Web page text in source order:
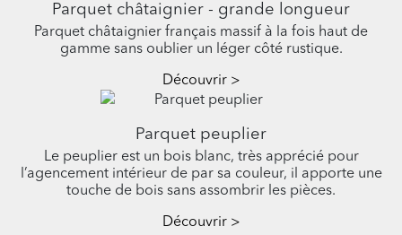
Parquet châtaignier - grande longueur
Parquet châtaignier français massif à la fois haut de
gamme sans oublier un léger côté rustique.
Découvrir >
Parquet peuplier
Le peuplier est un bois blanc, très apprécié pour
l’agencement intérieur de par sa couleur, il apporte une
touche de bois sans assombrir les pièces.
Découvrir >